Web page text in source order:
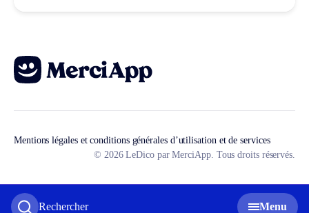
Rechercher Menu
Mentions légales et conditions générales d’utilisation et de services
© 2026 LeDico par MerciApp. Tous droits réservés.